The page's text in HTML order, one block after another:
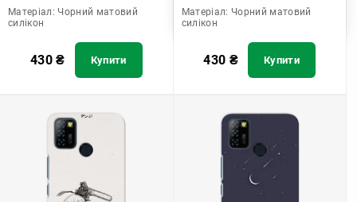
Матеріал: Чорний матовий
силікон
430₴ Купити
Матеріал: Чорний матовий
силікон
430 ₴ Купити